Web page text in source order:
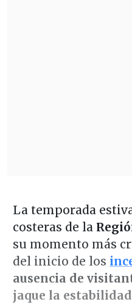
La temporada
costeras de la
su momento más
del inicio de los
ausencia de
jaque la